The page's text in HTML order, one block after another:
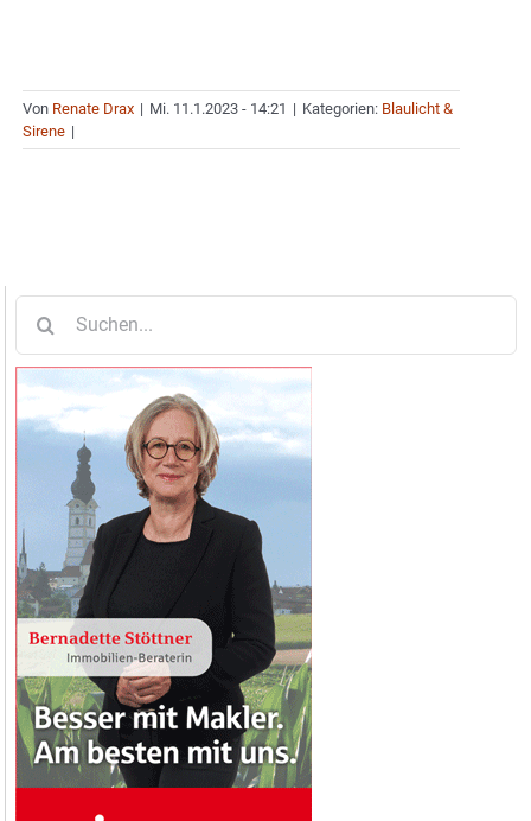
Von Renate Drax | Mi. 11.1.2023 - 14:21 | Kategorien: Blaulicht &
Sirene |
nach: